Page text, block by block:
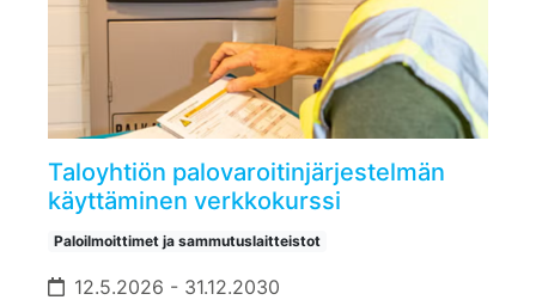
Taloyhtiön palovaroitinjärjestelmän
käyttäminen verkkokurssi
Paloilmoittimet ja sammutuslaitteistot
12.5.2026 - 31.12.2030